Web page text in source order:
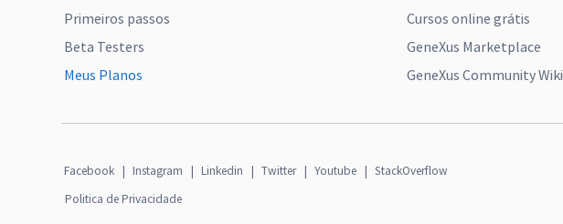
Primeiros passos
Beta Testers
Meus Planos
Cursos online grátis
GeneXus Marketplace
GeneXus Community Wiki
Facebook | Instagram | Linkedin | Twitter | Youtube | StackOverflow
Politica de Privacidade